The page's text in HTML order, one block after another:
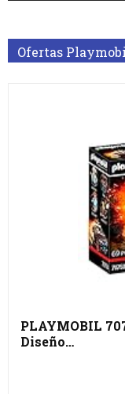
Ofertas
PLAYMOBIL
Diseño…